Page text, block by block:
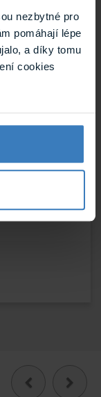
nezbytné pro
pomáhají lépe
a díky tomu
cookies
kartu,